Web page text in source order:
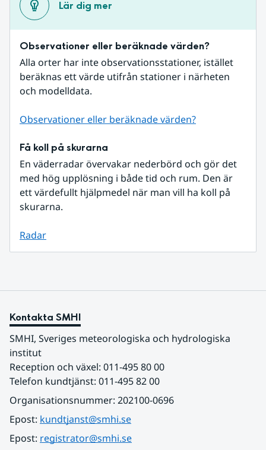
Lär dig mer
Observationer eller beräknade värden?
Alla orter har inte observationsstationer, istället
beräknas ett värde utifrån stationer i närheten
och modelldata.
Observationer eller beräknade värden?
Få koll på skurarna
En väderradar övervakar nederbörd och gör det
med hög upplösning i både tid och rum. Den är
ett värdefullt hjälpmedel när man vill ha koll på
skurarna.
Radar
Kontakta SMHI
SMHI, Sveriges meteorologiska och hydrologiska
institut
Reception och växel: 011-495 80 00
Telefon kundtjänst: 011-495 82 00
Organisationsnummer: 202100-0696
Epost: kundtjanst@smhi.se
Epost: registrator@smhi.se